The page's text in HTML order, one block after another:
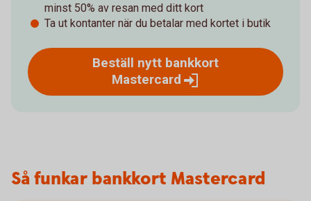
minst 50% av resan med ditt kort
Ta ut kontanter när du betalar med kortet i butik
Beställ nytt bankkort
Mastercard
Så funkar bankkort Mastercard